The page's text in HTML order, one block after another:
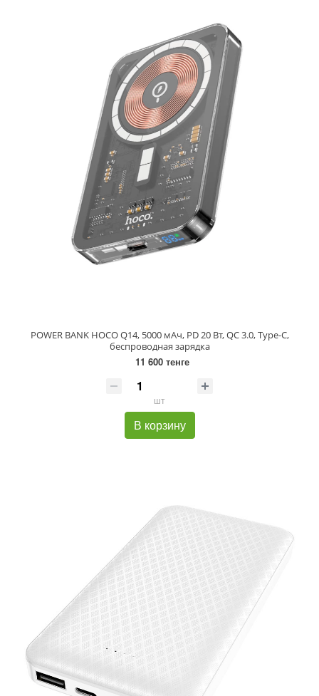
POWER BANK HOCO Q14, 5000 мАч, PD 20 Вт, QC 3.0, Type-C,
беспроводная зарядка
11 600 тенге
шт
В корзину